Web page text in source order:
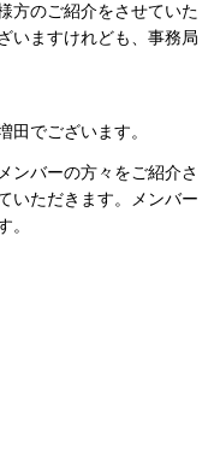
方のご紹介をさせていた
いますけれども、事務局
田でございます。
ンバーの方々をご紹介さ
いただきます。メンバー
。